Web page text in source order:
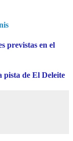
previstas en el
pista de El Deleite